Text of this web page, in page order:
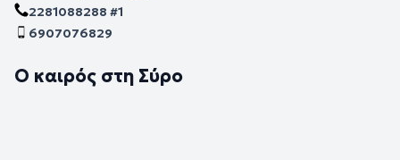
2281088288 #1
6907076829
Ο καιρός στη Σύρο